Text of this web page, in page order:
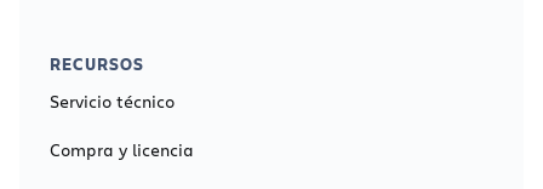
RECURSOS
Servicio técnico
Compra y licencia